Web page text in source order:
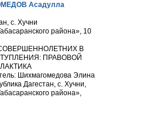
Асадулла
с. Хучни
района», 10
В
ПРАВОВОЙ
Шихмагомедова Элина
Дагестан, с. Хучни,
района»,